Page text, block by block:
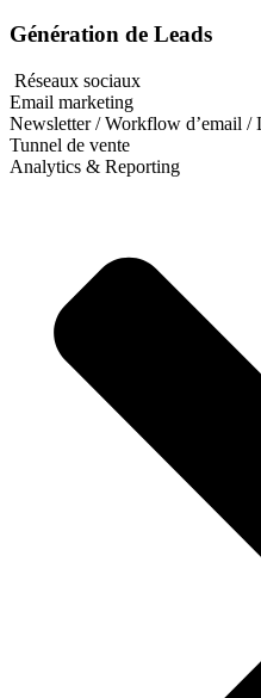
Génération de Leads
Réseaux sociaux
Email marketing
Newsletter / Workflow d’email /
Tunnel de vente
Analytics & Reporting